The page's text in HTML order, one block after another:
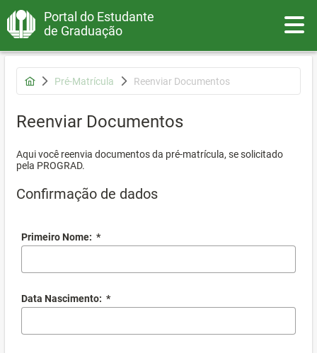
Portal do Estudante
de Graduação
Pré-Matrícula Reenviar Documentos
Reenviar Documentos
Aqui você reenvia documentos da pré-matrícula, se solicitado
pela PROGRAD.
Confirmação de dados
Primeiro Nome: *
Data Nascimento: *